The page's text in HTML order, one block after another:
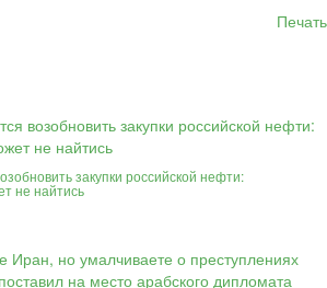
Печать
закупки российской нефти:
не найтись